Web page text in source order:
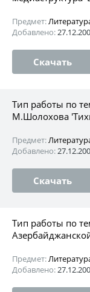
Предмет:
Добавлено:
Скачать
Тип работы по
М.Шолохова
Предмет:
Добавлено:
Скачать
Тип работы по
Предмет:
Добавлено: